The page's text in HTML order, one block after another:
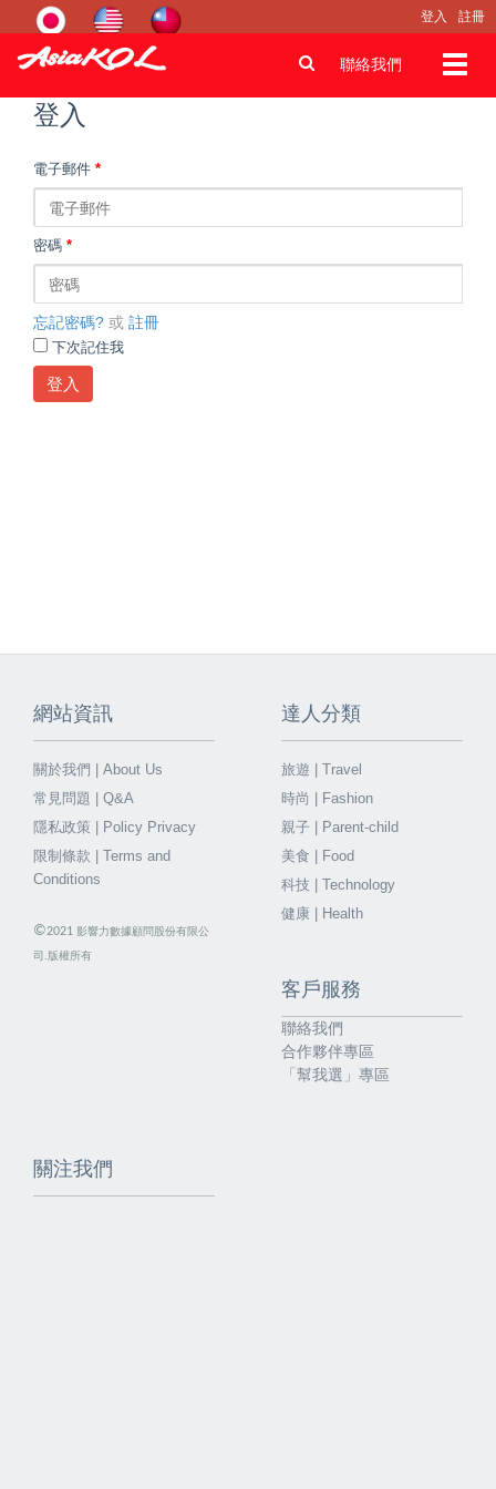
登入 註冊
聯絡我們
登入
電子郵件 *
密碼 *
忘記密碼? 或 註冊
下次記住我
登入
網站資訊
關於我們 | About Us
常見問題 | Q&A
隱私政策 | Policy Privacy
限制條款 | Terms and
Conditions
©2021 影響力數據顧問股份有限公
司.版權所有
達人分類
旅遊 | Travel
時尚 | Fashion
親子 | Parent-child
美食 | Food
科技 | Technology
健康 | Health
客戶服務
聯絡我們
合作夥伴專區
「幫我選」專區
關注我們